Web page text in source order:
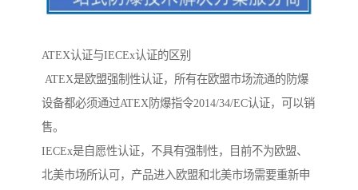
ATEX认证与IECEx认证的区别
ATEX是欧盟强制性认证，所有在欧盟市场流通的防爆
设备都必须通过ATEX防爆指令2014/34/EC认证，可以销
售。
IECEx是自愿性认证，不具有强制性，目前不为欧盟、
北美市场所认可，产品进入欧盟和北美市场需要重新申